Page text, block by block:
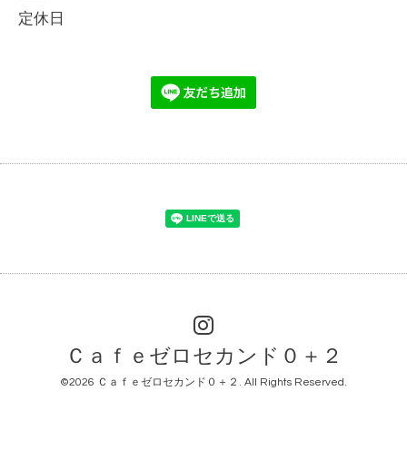
定休日
Ｃａｆｅゼロセカンド０＋２
©2026 Ｃａｆｅゼロセカンド０＋２ . All Rights Reserved.